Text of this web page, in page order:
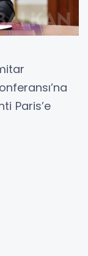
Paris’e